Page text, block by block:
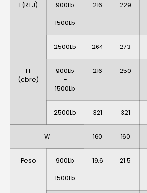
L(RTJ)
900Lb
-
1500Lb
216 229
2500Lb 264 273
H
(abre)
900Lb
-
1500Lb
216 250
2500Lb 321 321
W 160 160
Peso
900Lb
-
1500Lb
19.6 21.5